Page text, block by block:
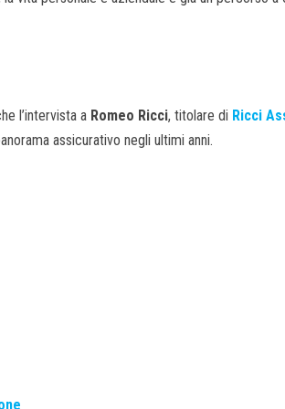
l’intervista a Romeo Ricci, titolare di Ricci
assicurativo negli ultimi anni.